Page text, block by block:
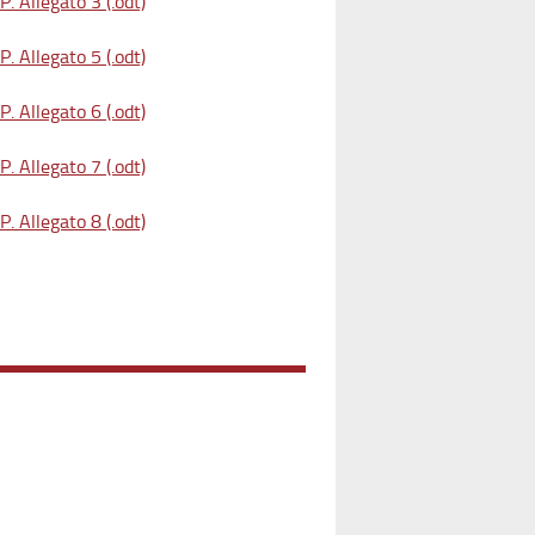
Allegato 5 (.odt)
Allegato 6 (.odt)
Allegato 7 (.odt)
Allegato 8 (.odt)